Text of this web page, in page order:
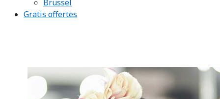
Brussel
Gratis offertes